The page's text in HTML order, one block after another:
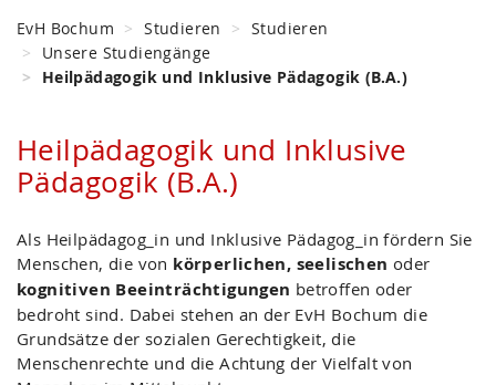
EvH Bochum Studieren
Studieren
Unsere Studiengänge
Heilpädagogik und Inklusive Pädagogik (B.A.)
Heilpädagogik und Inklusive
Pädagogik (B.A.)
Als Heilpädagog_in und Inklusive Pädagog_in fördern Sie
Menschen, die von körperlichen, seelischenoder
kognitiven Beeinträchtigungen betroffen oder
bedroht sind. Dabei stehen an der EvH Bochum die
Grundsätze der sozialen Gerechtigkeit, die
Menschenrechte und die Achtung der Vielfalt von